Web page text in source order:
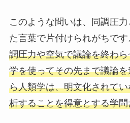
このような問いは、同調圧
た言葉で片付けられがちです
調圧力や空気で議論を終わ
学を使ってその先まで議論
ら人類学は、明文化されて
析することを得意とする学